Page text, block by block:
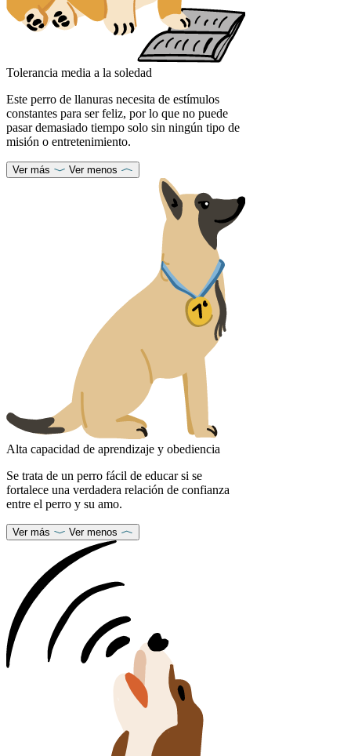
Tolerancia media a la soledad
Este perro de llanuras necesita de estímulos
constantes para ser feliz, por lo que no puede
pasar demasiado tiempo solo sin ningún tipo de
misión o entretenimiento.
Ver más Ver menos
Alta capacidad de aprendizaje y obediencia
Se trata de un perro fácil de educar si se
fortalece una verdadera relación de confianza
entre el perro y su amo.
Ver más Ver menos